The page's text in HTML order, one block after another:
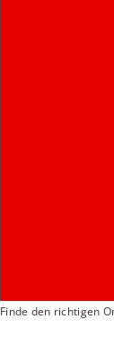
Finde den richtigen